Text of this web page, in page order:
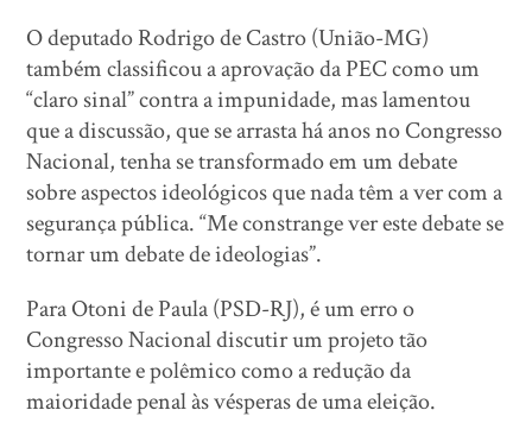
O deputado Rodrigo de Castro (União-MG)
também classificou a aprovação da PEC como um
“claro sinal” contra a impunidade, mas lamentou
que a discussão, que se arrasta há anos no Congresso
Nacional, tenha se transformado em um debate
sobre aspectos ideológicos que nada têm a ver com a
segurança pública. “Me constrange ver este debate se
tornar um debate de ideologias”.
Para Otoni de Paula (PSD-RJ), é um erro o
Congresso Nacional discutir um projeto tão
importante e polêmico como a redução da
maioridade penal às vésperas de uma eleição.